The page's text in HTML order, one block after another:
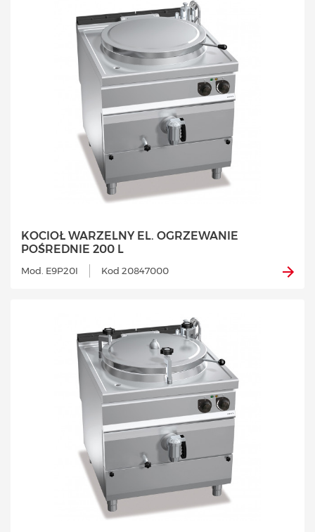
KOCIOŁ WARZELNY EL. OGRZEWANIE
POŚREDNIE 200 L
Mod. E9P20I Kod 20847000